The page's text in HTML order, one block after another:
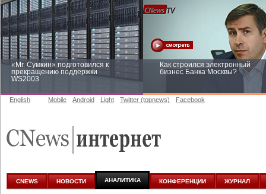
«Mr. Сумкин» подготовился к
прекращению поддержки
WS2003
Как строился электронный
бизнес Банка Москвы?
аналитике
English Mobile Android Light Twitter (topnews) Facebook
CNEWS НОВОСТИ АНАЛИТИКА КОНФЕРЕНЦИИ ЖУРНАЛ